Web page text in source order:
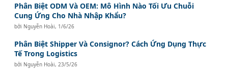
Phân Biệt ODM Và OEM: Mô Hình Nào Tối Ưu Chuỗi
Cung Ứng Cho Nhà Nhập Khẩu?
bởi Nguyễn Hoài, 1/6/26
Phân Biệt Shipper Và Consignor? Cách Ứng Dụng Thực
Tế Trong Logistics
bởi Nguyễn Hoài, 23/5/26